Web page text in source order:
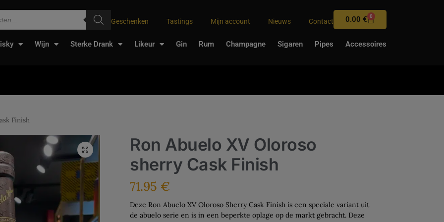
Geschenken Tastings Mijn account Nieuws Contact 0.00€ 0
Wijn Sterke Drank Likeur Gin Rum Champagne Sigaren Pipes Accessoires
Finish
Ron Abuelo XV Oloroso
sherry Cask Finish
71.95 €
Deze Ron Abuelo XV Oloroso Sherry Cask Finish is een speciale variant uit
de abuelo serie en is in een beperkte oplage op de markt gebracht. Deze